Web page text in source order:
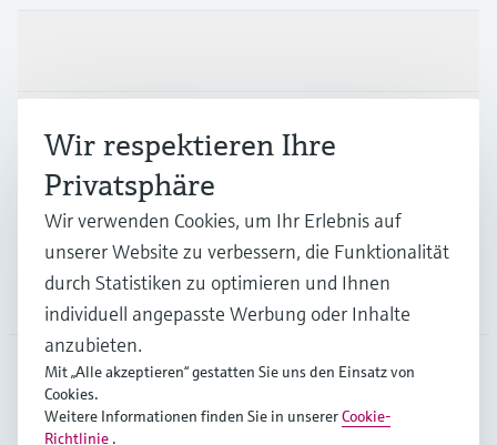
Branchen
Support
Unternehmen
DEU
Wir respektieren Ihre
Privatsphäre
Wir verwenden Cookies, um Ihr Erlebnis auf
unserer Website zu verbessern, die Funktionalität
durch Statistiken zu optimieren und Ihnen
individuell angepasste Werbung oder Inhalte
anzubieten.
Mit „Alle akzeptieren“ gestatten Sie uns den Einsatz von
Cookies.
Weitere Informationen finden Sie in unsererCookie-
Richtlinie .